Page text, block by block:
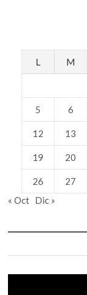
L M
5 6
12 13
19 20
26 27
« Oct Dic »